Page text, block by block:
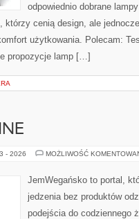
odpowiednio dobrane
którzy cenią design, ale
użytkowania. Polecam:
propozycje lamp […]
- 2026 MOŻLIWOŚĆ
JemWegańsko to portal,
jedzenia bez produktów
podejścia do codziennego